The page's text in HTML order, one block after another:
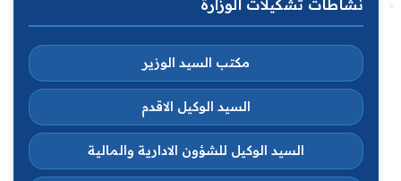
نشاطات تشكيلات الوزارة
مكتب السيد الوزير
السيد الوكيل الاقدم
السيد الوكيل للشؤون الادارية والمالية